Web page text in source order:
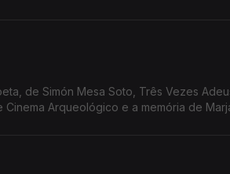
de Simón Mesa Soto, Três Vezes
Arqueológico e a memória de